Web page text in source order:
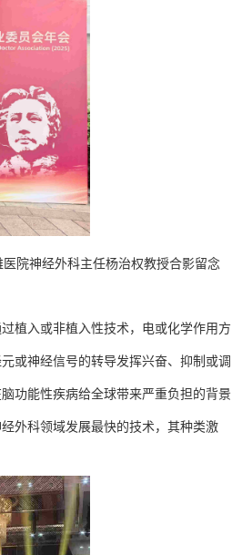
院神经外科主任杨治权教授合影留念
植入或非植入性技术，电或化学作用方
或神经信号的转导发挥兴奋、抑制或调
功能性疾病给全球带来严重负担的背景
外科领域发展最快的技术，其种类激